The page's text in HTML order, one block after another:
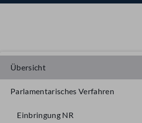
Übersicht
Parlamentarisches Verfahren
Einbringung NR